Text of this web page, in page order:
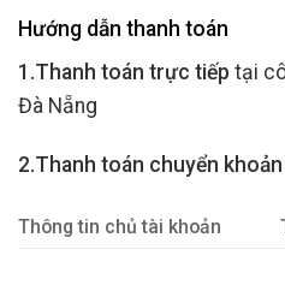
Hướng dẫn thanh toán
1.Thanh toán trực tiếp tại
Đà Nẵng
2.Thanh toán chuyển khoản
Thông tin chủ tài khoản